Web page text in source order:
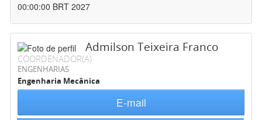
00:00:00 BRT 2027
Admilson Teixeira Franco
COORDENADOR(A)
ENGENHARIAS
Engenharia Mecânica
E-mail